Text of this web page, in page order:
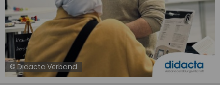
© Didacta Verband